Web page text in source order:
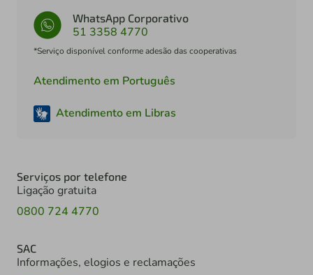
WhatsApp Corporativo
51 3358 4770
*Serviço disponível conforme adesão das cooperativas
Atendimento em Português
Atendimento em Libras
Serviços por telefone
Ligação gratuita
0800 724 4770
SAC
Informações, elogios e reclamações